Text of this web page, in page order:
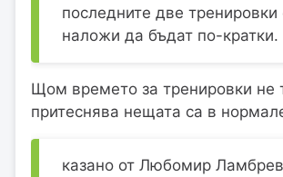
последните две тренировки
наложи да бъдат по-кратки.
Щом времето за тренировки не
притеснява нещата са в
казано от Любомир